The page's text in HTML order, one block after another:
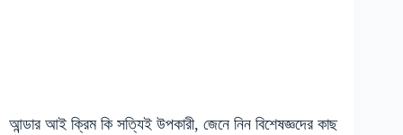
আন্ডার আই ক্রিম কি সত্যিই উপকারী, জেনে নিন বিশেষজ্ঞদের কাছ